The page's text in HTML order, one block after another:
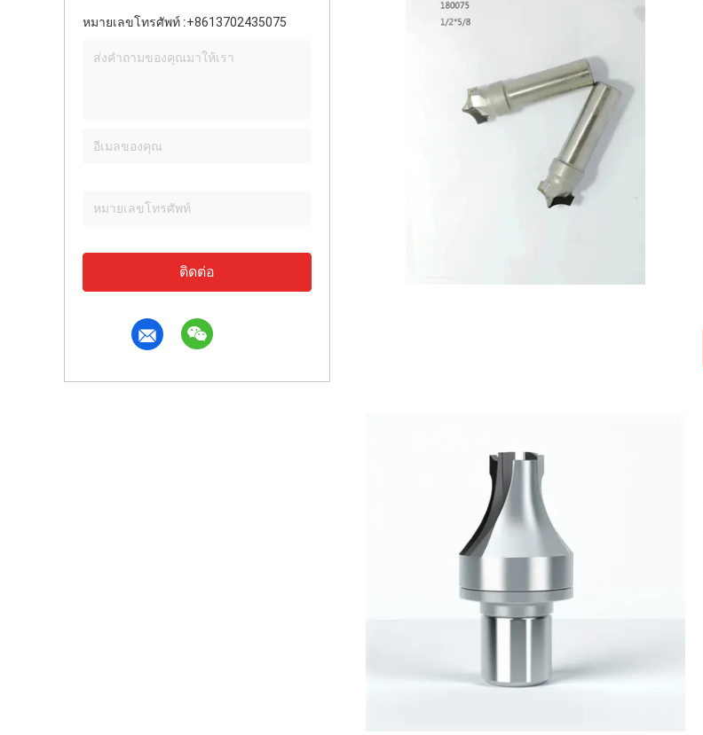
หมายเลขโทรศัพท์ :+8613702435075
ติดต่อ